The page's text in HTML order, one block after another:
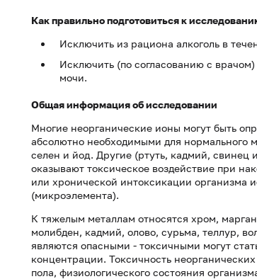
Как правильно подготовиться к
Исключить из рациона алкоголь в
Исключить (по согласованию с
мочи.
Общая информация об исследовании
Многие неорганические ионы могут быть
абсолютно необходимыми для нормального
селен и йод. Другие (ртуть, кадмий,
оказывают токсическое воздействие при
или хронической интоксикации организма
(микроэлемента).
К тяжелым металлам относятся хром,
молибден, кадмий, олово, сурьма, теллур,
являются опасными - токсичными могут
концентрации. Токсичность
пола, физиологического состояния